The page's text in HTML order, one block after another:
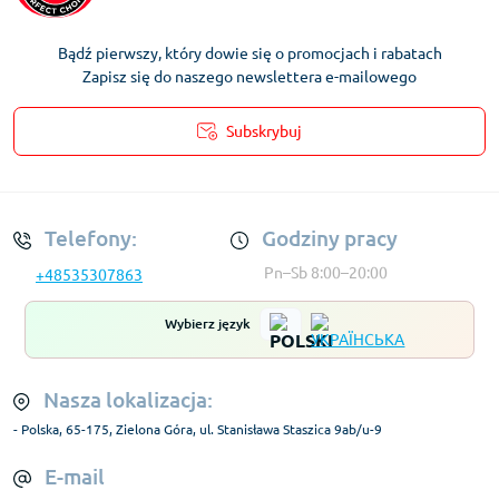
Bądź pierwszy, który dowie się o promocjach i rabatach
Zapisz się do naszego newslettera e-mailowego
Subskrybuj
Telefony:
+48535307863
Godziny pracy
Pn–Sb 8:00–20:00
Wybierz język
Nasza lokalizacja:
- Polska, 65-175, Zielona Góra, ul. Stanisława Staszica 9ab/u-9
E-mail